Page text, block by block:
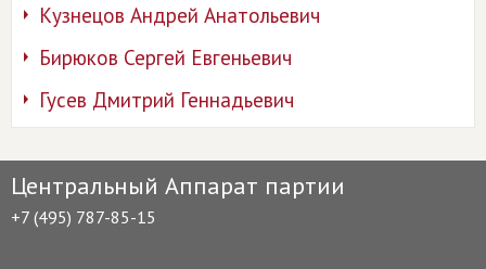
Кузнецов Андрей Анатольевич
Бирюков Сергей Евгеньевич
Гусев Дмитрий Геннадьевич
Центральный Аппарат партии
+7 (495) 787-85-15